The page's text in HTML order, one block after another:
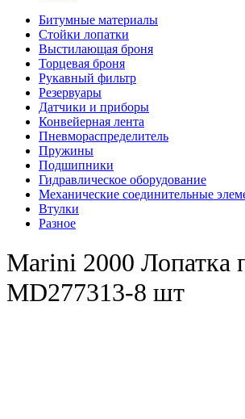
Битумные материалы
Стойки лопатки
Выстилающая броня
Торцевая броня
Рукавный фильтр
Резервуары
Датчики и приборы
Конвейерная лента
Пневмораспределитель
Пружины
Подшипники
Гидравлическое оборудование
Механические соединительные
Втулки
Разное
Marini 2000 Лопатка
MD277313-8 шт